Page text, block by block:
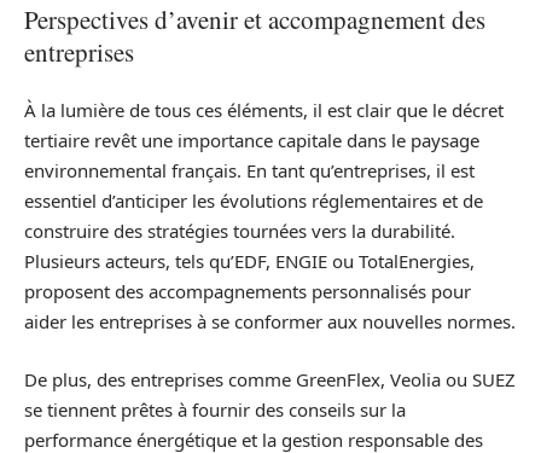
Perspectives d’avenir et accompagnement des
entreprises
À la lumière de tous ces éléments, il est clair que le décret
tertiaire revêt une importance capitale dans le paysage
environnemental français. En tant qu’entreprises, il est
essentiel d’anticiper les évolutions réglementaires et de
construire des stratégies tournées vers la durabilité.
Plusieurs acteurs, tels qu’EDF, ENGIE ou TotalEnergies,
proposent des accompagnements personnalisés pour
aider les entreprises à se conformer aux nouvelles normes.
De plus, des entreprises comme GreenFlex, Veolia ou SUEZ
se tiennent prêtes à fournir des conseils sur la
performance énergétique et la gestion responsable des